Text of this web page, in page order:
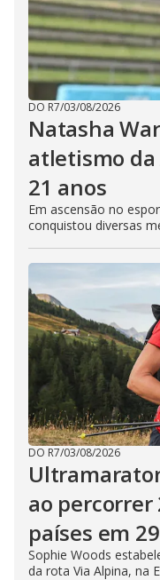
DO R7/03/08/2026
Natasha
atletismo
21 anos
Em ascensão no
conquistou diversas
DO R7/03/08/2026
ao
países em
Sophie Woods
da rota Via Alpina, na